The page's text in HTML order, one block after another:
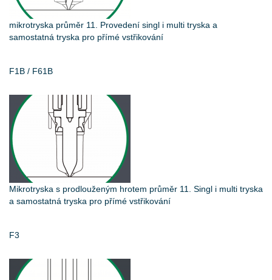
mikrotryska průměr 11. Provedení singl i multi tryska a
samostatná tryska pro přímé vstřikování
F1B / F61B
Mikrotryska s prodlouženým hrotem průměr 11. Singl i multi tryska
a samostatná tryska pro přímé vstřikování
F3